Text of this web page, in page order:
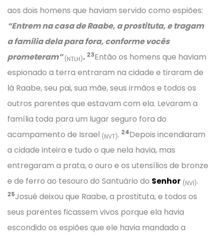
aos dois homens que haviam servido como espiões:
“Entrem na casa de Raabe, a prostituta, e tragam
a família dela para fora, conforme vocês
prometeram”(NTLH). 23Então os homens que haviam
espionado a terra entraram na cidade e tiraram de
lá Raabe, seu pai, sua mãe, seus irmãos e todos os
outros parentes que estavam com ela. Levaram a
família toda para um lugar seguro fora do
acampamento de Israel (NVT). 24Depois incendiaram
a cidade inteira e tudo o que nela havia, mas
entregaram a prata, o ouro e os utensílios de bronze
e de ferro ao tesouro do Santuário do Senhor (NVI).
25Josué deixou que Raabe, a prostituta, e todos os
seus parentes ficassem vivos porque ela havia
escondido os espiões que ele havia mandado a